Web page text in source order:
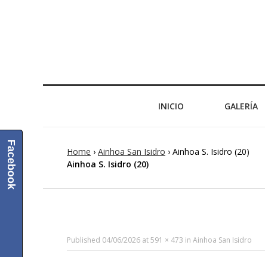
INICIO GALERÍA
Home › Ainhoa San Isidro › Ainhoa S. Isidro (20)
Ainhoa S. Isidro (20)
Published 04/06/2026 at591 × 473 in Ainhoa San Isidro
Facebook